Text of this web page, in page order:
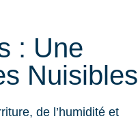
: Une
Nuisibles
de l’humidité et